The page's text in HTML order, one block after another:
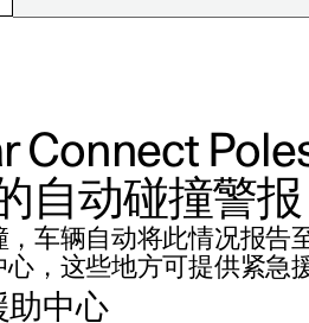
新闻
注册新闻
（在新窗
Connect
自动碰撞警报
，车辆自动将此情况报告
心，这些地方可提供紧急
助中心